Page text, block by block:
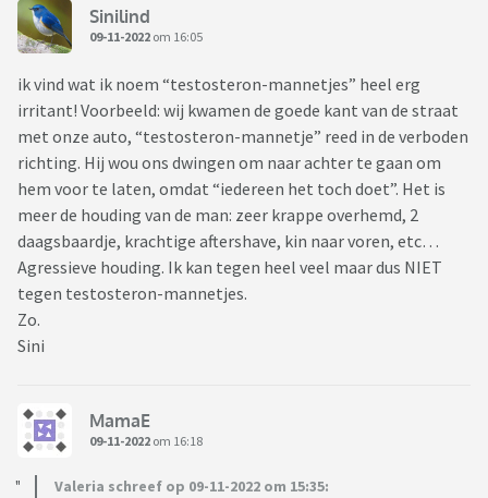
Sinilind
09-11-2022 om 16:05
ik vind wat ik noem “testosteron-mannetjes” heel erg
irritant! Voorbeeld: wij kwamen de goede kant van de straat
met onze auto, “testosteron-mannetje” reed in de verboden
richting. Hij wou ons dwingen om naar achter te gaan om
hem voor te laten, omdat “iedereen het toch doet”. Het is
meer de houding van de man: zeer krappe overhemd, 2
daagsbaardje, krachtige aftershave, kin naar voren, etc…
Agressieve houding. Ik kan tegen heel veel maar dus NIET
tegen testosteron-mannetjes.
Zo.
Sini
MamaE
09-11-2022 om 16:18
Valeria schreef op 09-11-2022 om 15:35: